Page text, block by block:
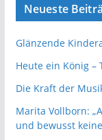
Neueste
Glänzende
Heute ein König –
Die Kraft der
Marita Vollborn:
und bewusst